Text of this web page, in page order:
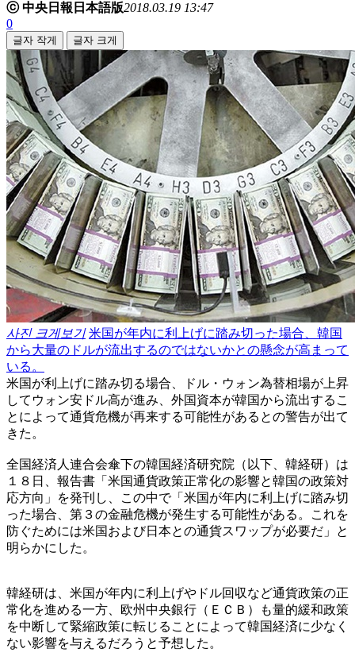
ⓒ 中央日報日本語版2018.03.19 13:47
0
글자 작게 글자 크게
사진 크게보기 米国が年内に利上げに踏み切った場合、韓国
から大量のドルが流出するのではないかとの懸念が高まって
いる。
米国が利上げに踏み切る場合、ドル・ウォン為替相場が上昇
してウォン安ドル高が進み、外国資本が韓国から流出するこ
とによって通貨危機が再来する可能性があるとの警告が出て
きた。
全国経済人連合会傘下の韓国経済研究院（以下、韓経研）は
１８日、報告書「米国通貨政策正常化の影響と韓国の政策対
応方向」を発刊し、この中で「米国が年内に利上げに踏み切
った場合、第３の金融危機が発生する可能性がある。これを
防ぐためには米国および日本との通貨スワップが必要だ」と
明らかにした。
韓経研は、米国が年内に利上げやドル回収など通貨政策の正
常化を進める一方、欧州中央銀行（ＥＣＢ）も量的緩和政策
を中断して緊縮政策に転じることによって韓国経済に少なく
ない影響を与えるだろうと予想した。